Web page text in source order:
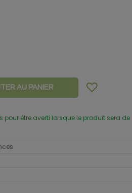
AU PANIER
pour être averti lorsque le produit sera de